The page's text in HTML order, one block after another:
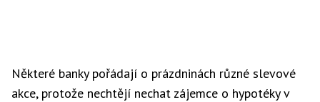
Některé banky pořádají o prázdninách různé slevové
akce, protože nechtějí nechat zájemce o hypotéky v